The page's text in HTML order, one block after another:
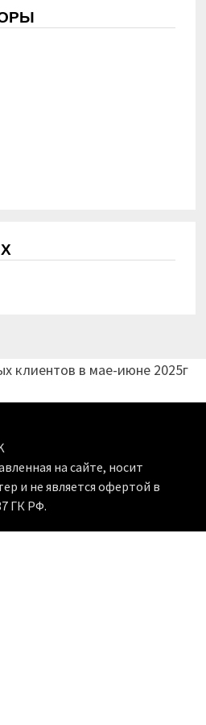
клиентов в мае-июне 2025г
на сайте, носит
и не является офертой в
ГК РФ.